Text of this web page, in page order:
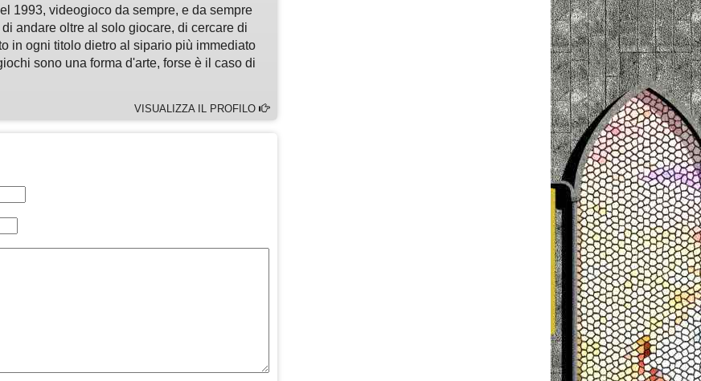
1993, videogioco da sempre, e da sempre
andare oltre al solo giocare, di cercare di
in ogni titolo dietro al sipario più immediato
sono una forma d'arte, forse è il caso di
VISUALIZZA IL PROFILO